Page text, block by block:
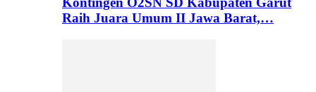
Raih Juara Umum II Jawa Barat,…